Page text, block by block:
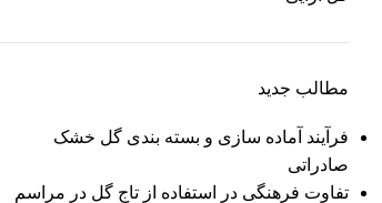
مطالب جدید
فرآیند آماده سازی و بسته بندی گل خشک
صادراتی
تفاوت‌ فرهنگی در استفاده از تاج گل در مراسم